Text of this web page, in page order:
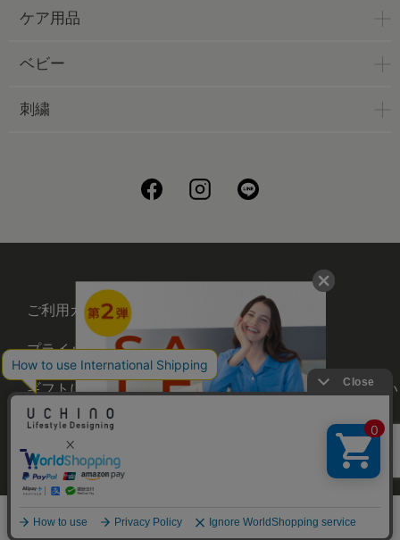
メニュー カート
ケア用品
ベビー
刺繍
ご利用ガイド 会社概要
プライバシーポリシー 刺繍について
ギフトについて
UCHINOメンバーズについ